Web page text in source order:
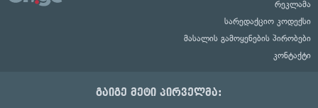
რეკლამა
სარედაქციო კოდექსი
მასალის გამოყენების პირობები
კონტაქტი
გაიგე მეტი პირველმა: